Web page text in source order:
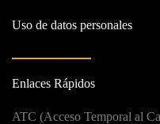
Uso de datos personales
Enlaces Rápidos
ATC (Acceso Temporal al